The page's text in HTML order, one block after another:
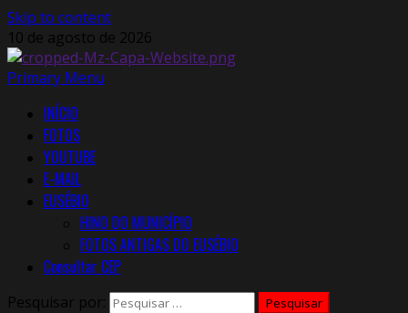
Skip to content
10 de agosto de 2026
Primary Menu
INÍCIO
FOTOS
YOUTUBE
E-MAIL
EUSÉBIO
HINO DO MUNICÍPIO
FOTOS ANTIGAS DO EUSÉBIO
Consultar CEP
Pesquisar por: